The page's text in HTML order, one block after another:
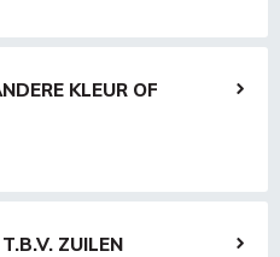
KLEUR OF
ZUILEN